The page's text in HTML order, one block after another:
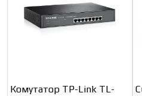
Комутатор TP-Link TL-